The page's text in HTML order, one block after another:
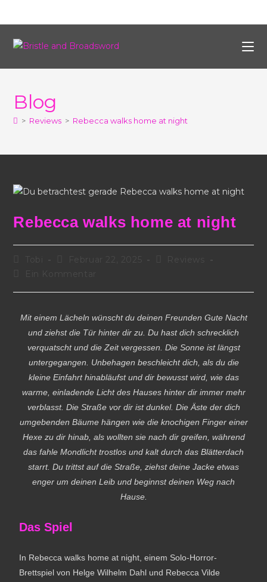
Blog
> Reviews > Rebecca walks home at night
Rebecca walks home at night
Reviews
Ein Kommentar
Mit einem Lächeln wünscht du deinen Freunden Gute Nacht
und ziehst die Tür hinter dir zu. Du hast dich schrecklich
verquatscht und die Zeit vergessen. Die Sonne ist längst
untergegangen. Unbehagen beschleicht dich, als du die
kleine Einfahrt hinabläufst und dir bewusst wird, wie das
warme, einladende Licht des Hauses hinter dir immer mehr
verblasst. Die Straße vor dir ist dunkel. Die Äste der dich
umgebenden Bäume hängen wie die knochigen Finger einer
Hexe zu dir hinab, als wollten sie nach dir greifen, während
das fahle Mondlicht trostlos und kalt durch das Blätterdach
starrt. Du trittst auf die Straße, ziehst deine Jacke etwas
enger um deinen Leib und beginnst deinen Weg nach
Hause.
Das Spiel
In Rebecca walks home at night, einem Solo-Horror-
Brettspiel von Helge Wilhelm Dahl und Rebecca Vilde